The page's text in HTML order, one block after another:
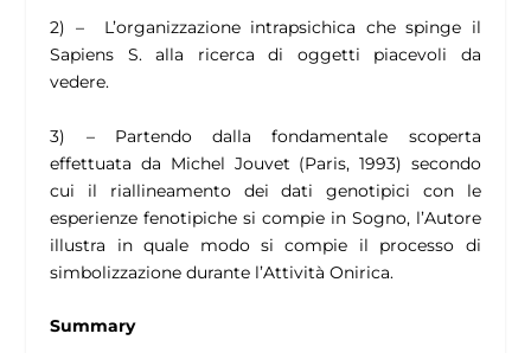
2) – L’organizzazione intrapsichica che spinge il
Sapiens S. alla ricerca di oggetti piacevoli da
vedere.
3) – Partendo dalla fondamentale scoperta
effettuata da Michel Jouvet (Paris, 1993) secondo
cui il riallineamento dei dati genotipici con le
esperienze fenotipiche si compie in Sogno, l’Autore
illustra in quale modo si compie il processo di
simbolizzazione durante l’Attività Onirica.
Summary